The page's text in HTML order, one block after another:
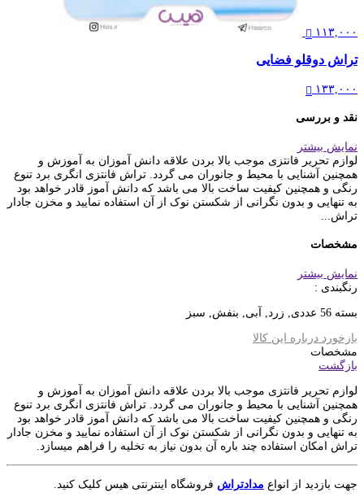
۱۱۳,۰۰۰
تراش دوقلو فضایی
۱۳۳,۰۰۰
نقد و بررسی
نمایش بیشتر
لوازم تحریر فانتزی موجب بالا بردن علاقه دانش آموزان به آموزش و
همچنین آشنایی با محیط و جانوران می گردد. تراش فانتزی انگری برد تنوع
رنگی و همچنین کیفیت ساخت بالا می باشد که دانش آموز قادر خواهد بود
به تنهایی و بدون نگرانی از شکستن نوک از آن استفاده نمایید و مخزن جادار
تراش...
مشخصات
نمایش بیشتر
رنگبندی :
بسته 56 عددی, زرد, آبی, بنفش, سبز
بازخورد درباره این کالا
مشخصات
بازگشت
لوازم تحریر فانتزی موجب بالا بردن علاقه دانش آموزان به آموزش و
همچنین آشنایی با محیط و جانوران می گردد. تراش فانتزی انگری برد تنوع
رنگی و همچنین کیفیت ساخت بالا می باشد که دانش آموز قادر خواهد بود
به تنهایی و بدون نگرانی از شکستن نوک از آن استفاده نمایید و مخزن جادار
تراش امکان استفاده چند باره آن بدون نیاز به تخلیه را فراهم میسازد.
جهت بازدید از انواع مدادتراش فروشگاه اینترنتی هیس کلیک کنید.